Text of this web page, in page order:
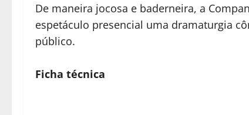
De maneira jocosa e baderneira, a
espetáculo presencial uma dramaturgia
público.
Ficha técnica